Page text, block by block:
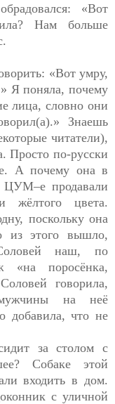
«Вот
Нам больше
«Вот умру,
Я поняла, почему
лица, словно они
Знаешь
читатели),
Просто по-русски
А почему она в
ЦУМ–е продавали
жёлтого цвета.
поскольку она
из этого вышло,
наш, по
«на поросёнка,
говорила,
на неё
добавила, что не
за столом с
Собаке этой
входить в дом.
с уличной